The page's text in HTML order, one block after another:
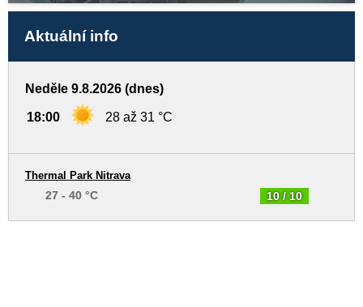
Aktuální info
Neděle 9.8.2026 (dnes)
18:00 28 až 31 °C
10 / 10
Thermal Park Nitrava
27 - 40 °C